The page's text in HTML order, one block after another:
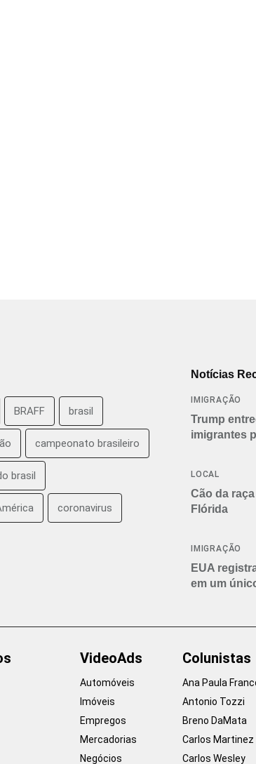
BRAFF brasil
campeonato brasileiro
brasil
coronavirus
Notícias
IMIGRAÇÃO
Trump
imigrantes
LOCAL
Cão da
Flórida
IMIGRAÇÃO
EUA
em um
VideoAds
Automóveis
Imóveis
Empregos
Mercadorias
Negócios
Colunistas
Ana Paula
Antonio Tozzi
Breno DaMata
Carlos Martinez
Carlos Wesley